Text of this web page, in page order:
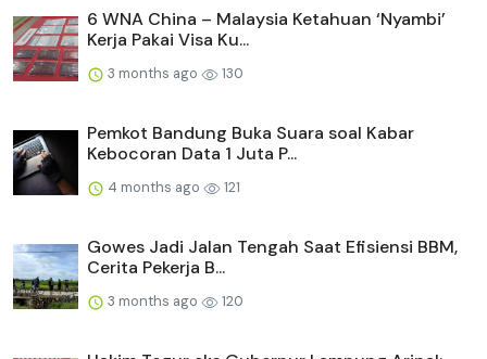
6 WNA China – Malaysia Ketahuan ‘Nyambi’
Kerja Pakai Visa Ku...
3 months ago 130
Pemkot Bandung Buka Suara soal Kabar
Kebocoran Data 1 Juta P...
4 months ago 121
Gowes Jadi Jalan Tengah Saat Efisiensi BBM,
Cerita Pekerja B...
3 months ago 120